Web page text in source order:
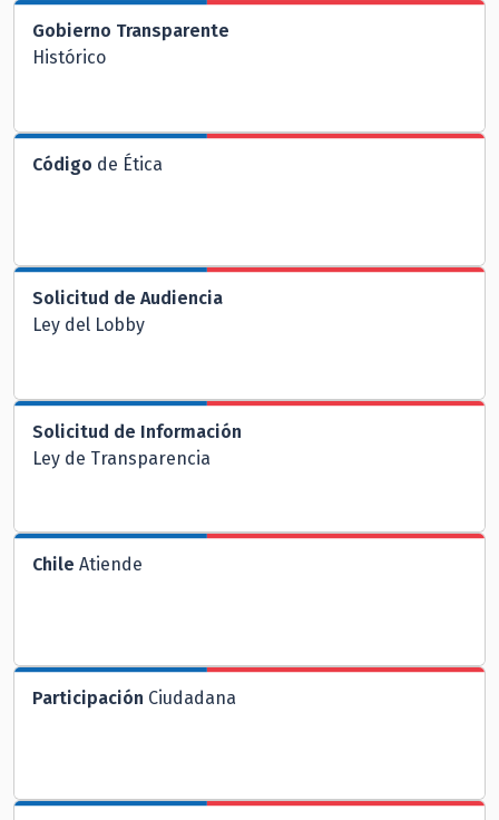
Gobierno Transparente
Histórico
Código de Ética
Solicitud de Audiencia
Ley del Lobby
Solicitud de Información
Ley de Transparencia
Chile Atiende
Participación Ciudadana